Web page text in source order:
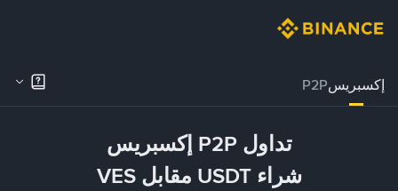
إكسبريسP2P
تداول P2P إكسبريس
شراء USDT مقابل VES